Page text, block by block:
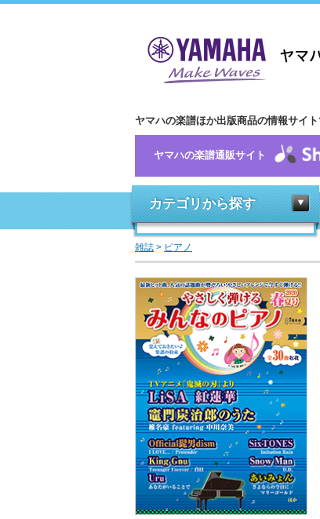
ヤマハの楽譜ほか出版商品の情報サイト
ヤマハの楽譜通販サイト
カテゴリから探す
雑誌 > ピアノ